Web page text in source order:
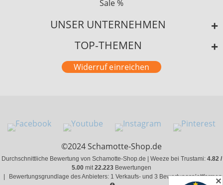
Sale %
UNSER UNTERNEHMEN
TOP-THEMEN
Widerruf einreichen
©2024 Schamotte-Shop.de
Durchschnittliche Bewertung von Schamotte-Shop.de | Weeze bei Trustami: 4.82 /
5.00 mit22.223 Bewertungen
Bewertungsgrundlage des Anbieters: 1 Verkaufs- und 3 Bewertungsplattformen
✕